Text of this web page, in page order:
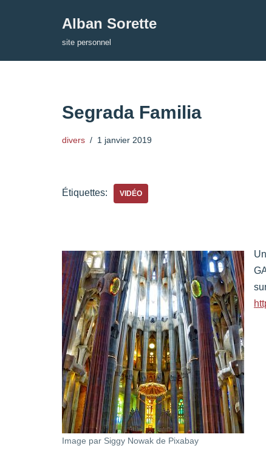
Alban Sorette
site personnel
Segrada Familia
divers 1 janvier 2019
Étiquettes: VIDÉO
Image par Siggy Nowak de Pixabay